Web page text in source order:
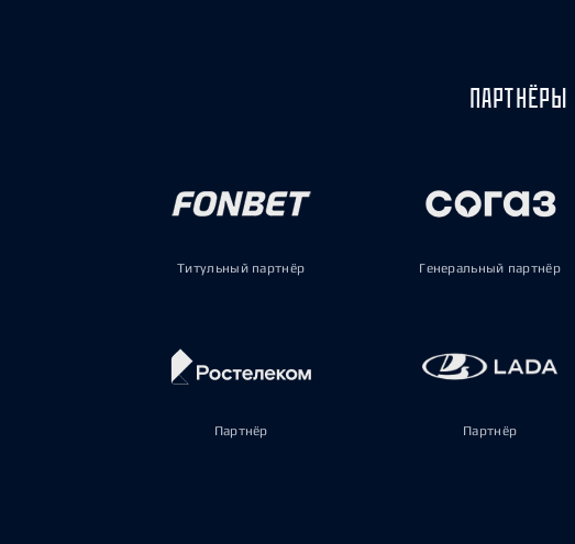
Титульный партнёр Генеральный партнёр
Партнёр Партнёр